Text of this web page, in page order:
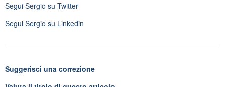
Segui Sergio su Twitter
Segui Sergio su Linkedin
Suggerisci una correzione